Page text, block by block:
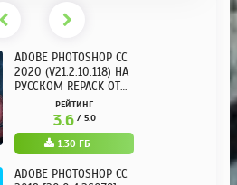
ADOBE PHOTOSHOP CC
2020 (V21.2.10.118) НА
РУССКОМ REPACK ОТ
KPOJIUKРЕЙТИНГ
3.6/ 5.0
1.30 ГБ
ADOBE PHOTOSHOP CC